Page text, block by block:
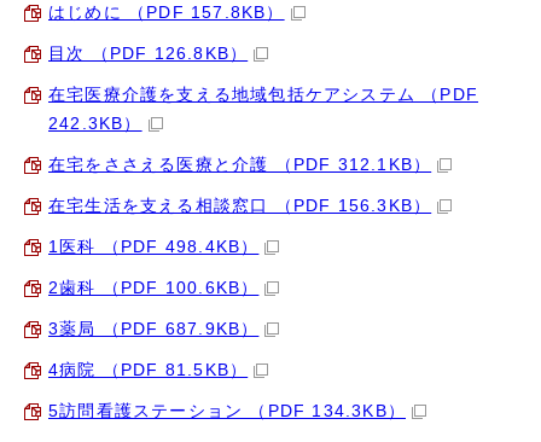
はじめに （PDF 157.8KB）
目次 （PDF 126.8KB）
在宅医療介護を支える地域包括ケアシステム （PDF
242.3KB）
在宅をささえる医療と介護 （PDF 312.1KB）
在宅生活を支える相談窓口 （PDF 156.3KB）
1医科 （PDF 498.4KB）
2歯科 （PDF 100.6KB）
3薬局 （PDF 687.9KB）
4病院 （PDF 81.5KB）
5訪問看護ステーション （PDF 134.3KB）